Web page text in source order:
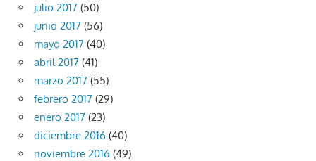
julio 2017 (50)
junio 2017 (56)
mayo 2017 (40)
abril 2017 (41)
marzo 2017 (55)
febrero 2017 (29)
enero 2017 (23)
diciembre 2016 (40)
noviembre 2016 (49)